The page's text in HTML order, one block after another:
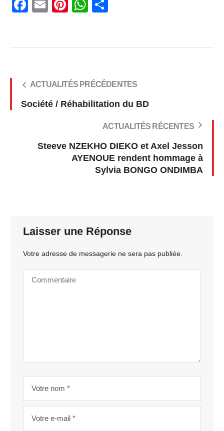
Facebook
Email PinterestWhatsApp
ACTUALITÉS PRÉCÉDENTES
Société / Réhabilitation du BD
ACTUALITÉS RÉCENTES
Steeve NZEKHO DIEKO et Axel Jesson
AYENOUE rendent hommage à
Sylvia BONGO ONDIMBA
Laisser une Réponse
Votre adresse de messagerie ne sera pas publiée.